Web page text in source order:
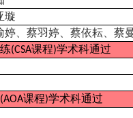
璇
、蔡羽婷、蔡依耘、蔡
(CSA课程)学术科通过
(AOA课程)学术科通过